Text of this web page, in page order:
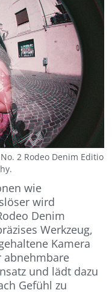
2 Rodeo Denim Editio
wie
wird
Denim
Werkzeug,
Kamera
abnehmbare
und lädt dazu
Gefühl zu